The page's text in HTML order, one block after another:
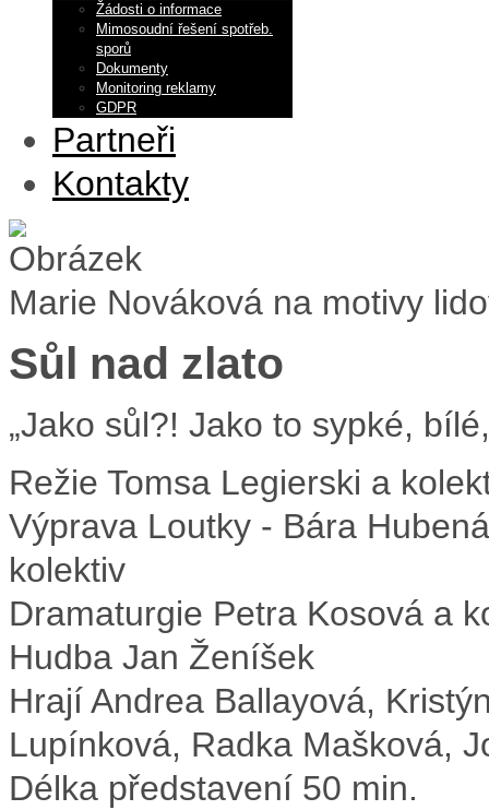
Žádosti o informace
Mimosoudní řešení spotřeb.
sporů
Dokumenty
Monitoring reklamy
GDPR
Partneři
Kontakty
Marie Nováková na motivy
Sůl nad zlato
„Jako sůl?! Jako to sypké,
Režie Tomsa Legierski a
Výprava Loutky - Bára
kolektiv
Dramaturgie Petra Kosová a
Hudba Jan Ženíšek
HrajíAndrea Ballayová,
Lupínková, Radka Mašková,
Délka představení 50 min.